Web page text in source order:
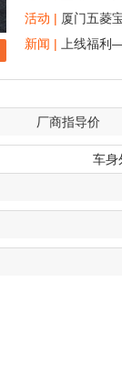
活动 | 厦门五菱
新闻 |
上线福
厂商指导价
车身